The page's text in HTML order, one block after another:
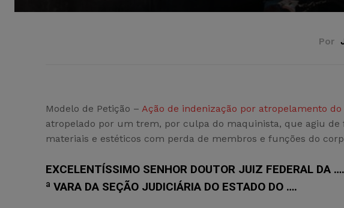
Por
Modelo de Petição – Ação de indenização por atropelamento
atropelado por um trem, por culpa do maquinista, que agiu de
materiais e estéticos com perda de membros e funções do
EXCELENTÍSSIMO SENHOR DOUTOR JUIZ FEDERAL DA ….
ª VARA DA SEÇÃO JUDICIÁRIA DO ESTADO DO ….